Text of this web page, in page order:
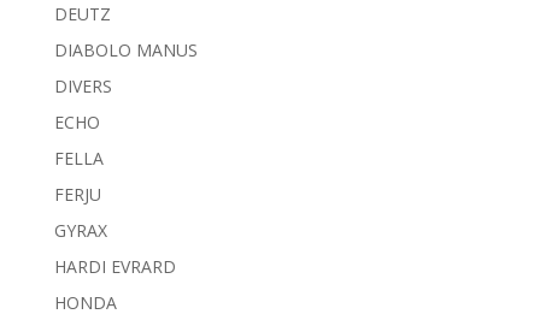
DEUTZ
DIABOLO MANUS
DIVERS
ECHO
FELLA
FERJU
GYRAX
HARDI EVRARD
HONDA